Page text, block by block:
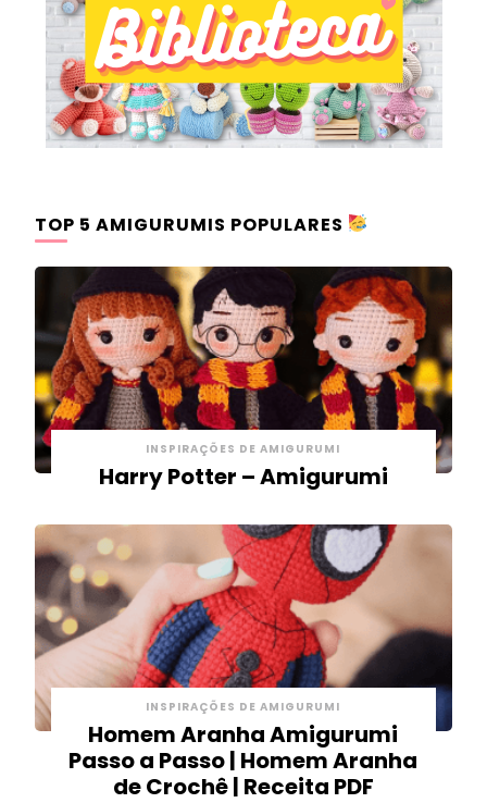
TOP 5 AMIGURUMIS POPULARES
INSPIRAÇÕES DE AMIGURUMI
Harry Potter – Amigurumi
INSPIRAÇÕES DE AMIGURUMI
Homem Aranha Amigurumi
Passo a Passo | Homem Aranha
de Crochê | Receita PDF